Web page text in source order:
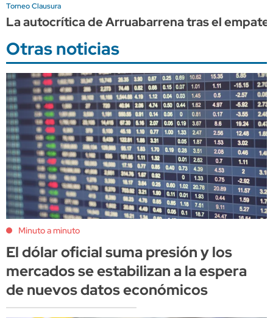
Torneo Clausura
La autocrítica de Arruabarrena tras el
Otras noticias
Minuto a minuto
El dólar oficial suma presión y los
mercados se estabilizan a la espera
de nuevos datos económicos